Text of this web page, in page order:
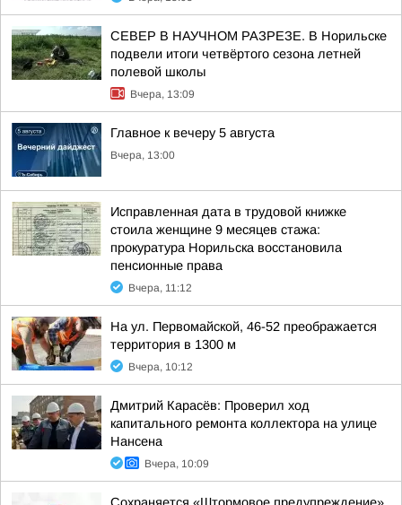
СЕВЕР В НАУЧНОМ РАЗРЕЗЕ. В Норильске
подвели итоги четвёртого сезона летней
полевой школы
Вчера, 13:09
Главное к вечеру 5 августа
Вчера, 13:00
Исправленная дата в трудовой книжке
стоила женщине 9 месяцев стажа:
прокуратура Норильска восстановила
пенсионные права
Вчера, 11:12
На ул. Первомайской, 46-52 преображается
территория в 1300 м
Вчера, 10:12
Дмитрий Карасёв: Проверил ход
капитального ремонта коллектора на улице
Нансена
Вчера, 10:09